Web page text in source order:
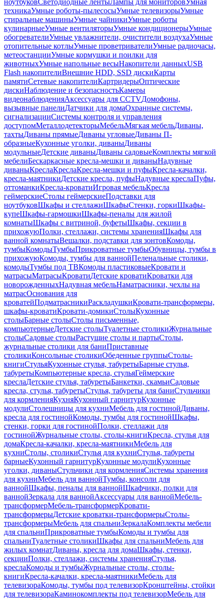
ноутбуковСветодиодные лентыЛампы для мониторовУмная
техникаУмные роботы-пылесосыУмные телевизорыУмные
стиральные машиныУмные чайникиУмные роботы
кулинарныеУмные вентиляторыУмные кондиционерыУмные
обогревателиУмные увлажнители, очистители воздухаУмные
отопительные котлыУмные проветривателиУмные радиочасы,
метеостанцииУмные кормушки и поилки для
животныхУмные напольные весыНакопители данныхUSB
Flash накопителиВнешние HDD, SSD дискиКарты
памятиСетевые накопителиКартридерыОптические
дискиНаблюдение и безопасностьКамеры
видеонаблюденияАксессуары для CCTVДомофоны,
вызывные панелиДатчики для домаОхранные системы,
сигнализацииСистемы контроля и управления
доступомМеталлодетекторыМебельМягкая мебельДиваны,
тахтыДиваны прямыеДиваны угловыеДиваны П-
образныеКухонные уголки, диваныДиваны
модульныеДетские диваныДиваны садовыеКомплекты мягкой
мебелиБескаркасные кресла-мешки и диваныНадувные
диваныКреслаКреслаКресла-мешки и пуфыКресла-качалки,
кресла-маятникиДетские кресла, пуфыНадувные креслаПуфы,
оттоманкиКресла-кроватиИгровая мебельКресла
геймерскиеСтолы геймерскиеПодставки для
ноутбуковШкафы и стеллажиШкафыСтенки, горкиШкафы-
купеШкафы-гармошкиШкафы-пеналы для жилой
комнатыШкафы с витриной, буфетыШкафы, секции в
прихожуюПолки, стеллажи, системы храненияШкафы для
ванной комнатыВешалки, подставки для зонтовКомоды,
тумбыКомодыТумбыПрикроватные тумбыОбувницы, тумбы в
прихожуюКомоды, тумбы для ваннойПеленальные столики,
комодыТумбы под ТВКомоды пластиковыеКровати и
матрасыМатрасыКроватиДетские кроватиКроватки для
новорожденныхНадувная мебельНаматрасники, чехлы на
матрасОснования для
кроватейПодматрасникиРаскладушкиКровати-трансформеры,
шкафы-кроватиКровати-домикиСтолыКухонные
столыБарные столыСтолы письменные,
компьютерныеДетские столыТуалетные столикиЖурнальные
столыСадовые столыРастущие столы и партыСтолы,
журнальные столики для баниПриставные
столикиКонсольные столикиОбеденные группыСтолы-
книгиСтульяКухонные стулья, табуретыБарные стулья,
табуретыКомпьютерные кресла, стульяГеймерские
креслаДетские стулья, табуретыБанкетки, скамьиСадовые
кресла, стулья, табуретыСтулья, табуреты для баниСтульчики
для кормленияКухняКухонный гарнитурКухонные
модулиСтолешницы для кухниМебель для гостинойДиваны,
кресла для гостинойКомоды, тумбы для гостинойШкафы,
стенки, горки для гостинойПолки, стеллажи для
гостинойЖурнальные столы, столы-книгиКресла, стулья для
домаКресла-качалки, кресла-маятникиМебель для
кухниСтолы, столикиСтулья для кухниСтулья, табуреты
барныеКухонный гарнитурКухонные модулиКухонные
уголки, диваныСтульчики для кормленияСистемы хранения
для кухниМебель для ваннойТумбы, консоли для
ваннойШкафы, пеналы для ваннойШкафчики, полки для
ваннойЗеркала для ваннойАксессуары для ваннойМебель-
трансформерМебель-трансформерКровати-
трансформерыДетские кроватки-трансформерыСтолы-
трансформерыМебель для спальниЗеркалаКомплекты мебели
для спальниПрикроватные тумбыКомоды и тумбы для
спальниТуалетные столикиШкафы для спальниМебель для
жилых комнатДиваны, кресла для домаШкафы, стенки,
секцииПолки, стеллажи, системы храненияСтулья,
креслаКомоды и тумбыЖурнальные столы, столы-
книгиКресла-качалки, кресла-маятникиМебель для
телевизораКомоды, тумбы под телевизорКронштейны, стойки
для телевизораКаминокомплекты под телевизорМебель для